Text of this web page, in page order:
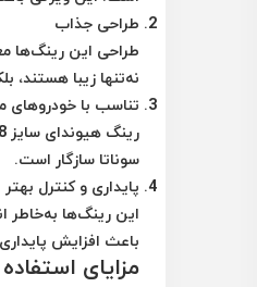
طراحی جذاب
طراحی این رینگ‌ها
نه‌تنها زیبا هستند،
تناسب با خودروهای
سوناتا سازگار است.
پایداری و کنترل بهتر
باعث افزایش
مزایای استفاده